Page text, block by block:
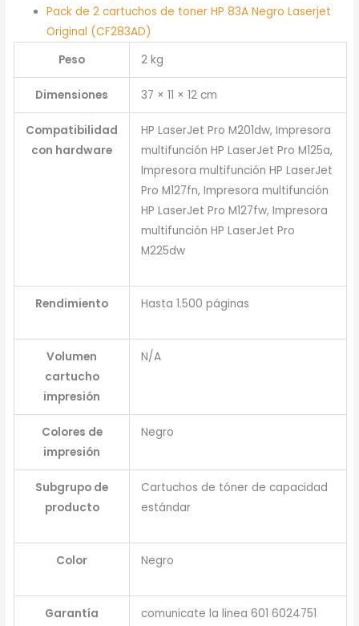
Pack de 2 cartuchos de toner HP 83A Negro Laserjet
Original (CF283AD)
Peso
2 kg
Dimensiones 37 × 11 × 12 cm
Compatibilidad
con hardware
HP LaserJet Pro M201dw, Impresora
multifunción HP LaserJet Pro M125a,
Impresora multifunción HP LaserJet
Pro M127fn, Impresora multifunción
HP LaserJet Pro M127fw, Impresora
multifunción HP LaserJet Pro
M225dw
Rendimiento Hasta 1.500 páginas
Volumen
cartucho
impresión
N/A
Colores de
impresión
Negro
Subgrupo de
producto
Cartuchos de tóner de capacidad
estándar
Color Negro
Garantía
comunicate la linea 601 6024751